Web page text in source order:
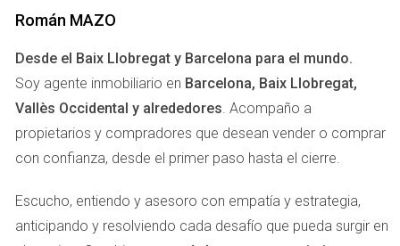
Román MAZO
Desde el Baix Llobregat y Barcelona para el mundo.
Soy agente inmobiliario en Barcelona, Baix Llobregat,
Vallès Occidental y alrededores. Acompaño a
propietarios y compradores que desean vender o comprar
con confianza, desde el primer paso hasta el cierre.
Escucho, entiendo y asesoro con empatía y estrategia,
anticipando y resolviendo cada desafío que pueda surgir en